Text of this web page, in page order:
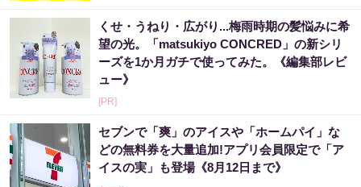
くせ・うねり・広がり...梅雨時期の髪悩みに希
望の光。「matsukiyo CONCRED」の新シリ
ーズを1か月ガチで使ってみた。《編集部レビ
ュー》
[PR]
セブンで「爽」のアイスや「ホームパイ」な
どの無料券を大量追加!アプリ会員限定で「ア
イスの実」も登場《8月12日まで》